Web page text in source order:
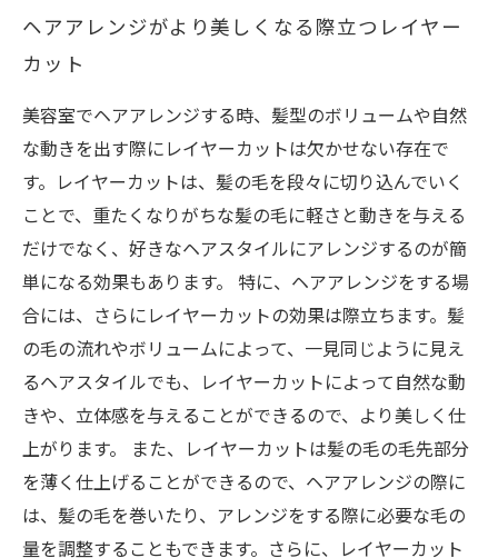
ヘアアレンジがより美しくなる際立つレイヤー
カット
美容室でヘアアレンジする時、髪型のボリュームや自然
な動きを出す際にレイヤーカットは欠かせない存在で
す。レイヤーカットは、髪の毛を段々に切り込んでいく
ことで、重たくなりがちな髪の毛に軽さと動きを与える
だけでなく、好きなヘアスタイルにアレンジするのが簡
単になる効果もあります。 特に、ヘアアレンジをする場
合には、さらにレイヤーカットの効果は際立ちます。髪
の毛の流れやボリュームによって、一見同じように見え
るヘアスタイルでも、レイヤーカットによって自然な動
きや、立体感を与えることができるので、より美しく仕
上がります。 また、レイヤーカットは髪の毛の毛先部分
を薄く仕上げることができるので、ヘアアレンジの際に
は、髪の毛を巻いたり、アレンジをする際に必要な毛の
量を調整することもできます。さらに、レイヤーカット